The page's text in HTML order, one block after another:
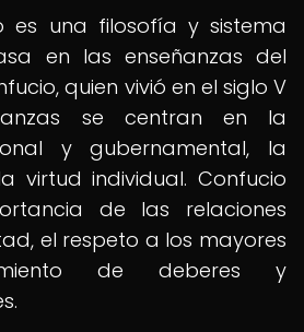
es una filosofía y sistema
en las enseñanzas del
quien vivió en el siglo V
se centran en la
y gubernamental, la
virtud individual. Confucio
de las relaciones
el respeto a los mayores
de deberes y